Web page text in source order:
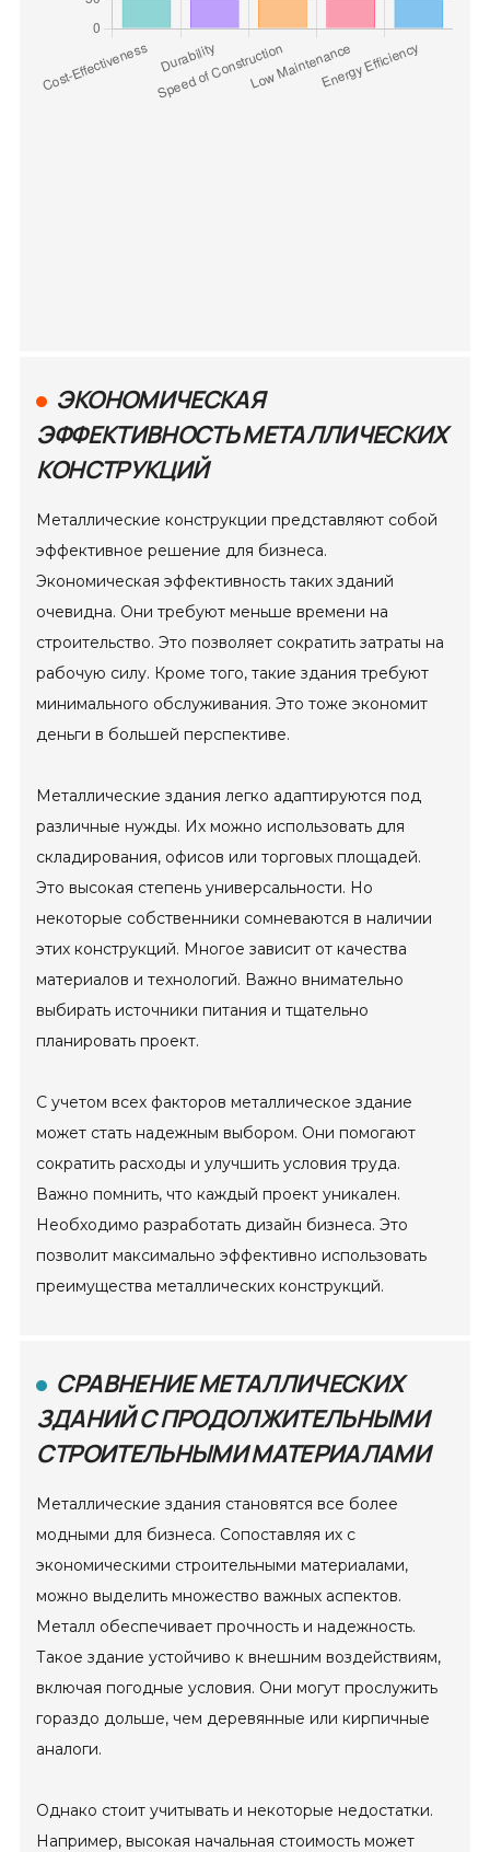
ЭКОНОМИЧЕСКАЯ
ЭФФЕКТИВНОСТЬ МЕТАЛЛИЧЕСКИХ
КОНСТРУКЦИЙ
Металлические конструкции представляют собой
эффективное решение для бизнеса.
Экономическая эффективность таких зданий
очевидна. Они требуют меньше времени на
строительство. Это позволяет сократить затраты на
рабочую силу. Кроме того, такие здания требуют
минимального обслуживания. Это тоже экономит
деньги в большей перспективе.
Металлические здания легко адаптируются под
различные нужды. Их можно использовать для
складирования, офисов или торговых площадей.
Это высокая степень универсальности. Но
некоторые собственники сомневаются в наличии
этих конструкций. Многое зависит от качества
материалов и технологий. Важно внимательно
выбирать источники питания и тщательно
планировать проект.
С учетом всех факторов металлическое здание
может стать надежным выбором. Они помогают
сократить расходы и улучшить условия труда.
Важно помнить, что каждый проект уникален.
Необходимо разработать дизайн бизнеса. Это
позволит максимально эффективно использовать
преимущества металлических конструкций.
СРАВНЕНИЕ МЕТАЛЛИЧЕСКИХ
ЗДАНИЙ С ПРОДОЛЖИТЕЛЬНЫМИ
СТРОИТЕЛЬНЫМИ МАТЕРИАЛАМИ
Металлические здания становятся все более
модными для бизнеса. Сопоставляя их с
экономическими строительными материалами,
можно выделить множество важных аспектов.
Металл обеспечивает прочность и надежность.
Такое здание устойчиво к внешним воздействиям,
включая погодные условия. Они могут прослужить
гораздо дольше, чем деревянные или кирпичные
аналоги.
Однако стоит учитывать и некоторые недостатки.
Например, высокая начальная стоимость может